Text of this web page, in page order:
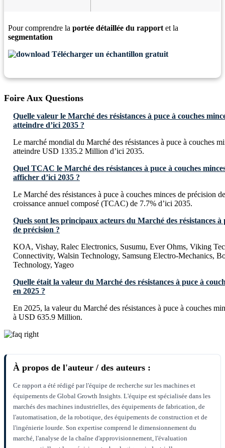
Pour comprendre la portée détaillée du rapport et la
segmentation
Télécharger un échantillon gratuit
Foire Aux Questions
Quelle valeur le Marché des résistances à puce à couches
atteindre d’ici 2035 ?
Le marché mondial du Marché des résistances à puce à couches
atteindre USD 1335.2 Million d’ici 2035.
Quel TCAC le Marché des résistances à puce à couches
afficher d’ici 2035 ?
Le Marché des résistances à puce à couches minces de précision
croissance annuel composé (TCAC) de 7.7% d’ici 2035.
Quels sont les principaux acteurs du Marché des résistances à
de précision ?
KOA, Vishay, Ralec Electronics, Susumu, Ever Ohms, Viking
Connectivity, Walsin Technology, Samsung Electro-Mechanics,
Technology, Yageo
Quelle était la valeur du Marché des résistances à puce à
en 2025 ?
En 2025, la valeur du Marché des résistances à puce à couches
à USD 635.9 Million.
À propos de l'auteur / des auteurs :
Ce rapport a été rédigé par l'équipe de recherche sur les machines et
équipements de Global Growth Insights. L'équipe est spécialisée dans les
marchés des machines industrielles, des équipements de fabrication, de
l'automatisation, de la robotique, des équipements de construction et de
l'ingénierie lourde. Son expertise comprend le dimensionnement du
marché, l'analyse de la chaîne d'approvisionnement, l'évaluation